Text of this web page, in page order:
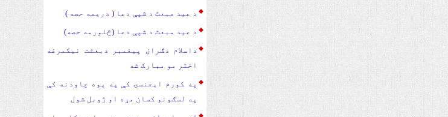
د عید مبعث د شپې دعا ( دریمه حصه )
د عید مبعث د شپې دعا (څلورمه حصه)
داسلام دګران پیغمبر دبعثت نیکمرغه
اختر مو مبارک شه
په کورم ایجنسۍ کې په یوه چاودنه کې
په لسګونو کسان مړه او ژوبل شول